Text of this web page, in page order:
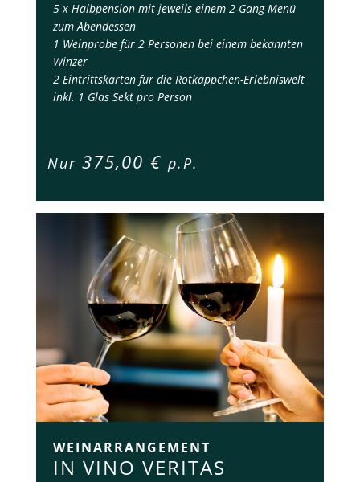
5 x Halbpension mit jeweils einem 2-Gang Menü
zum Abendessen
1 Weinprobe für 2 Personen bei einem bekannten
Winzer
2 Eintrittskarten für die Rotkäppchen-Erlebniswelt
inkl. 1 Glas Sekt pro Person
Nur375,00 €p.P.
WEINARRANGEMENT
IN VINO VERITAS